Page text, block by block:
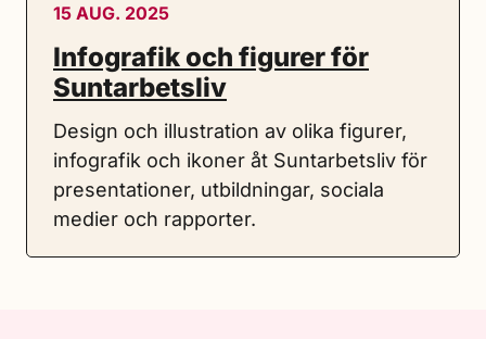
15 AUG. 2025
Infografik och figurer för
Suntarbetsliv
Design och illustration av olika figurer,
infografik och ikoner åt Suntarbetsliv för
presentationer, utbildningar, sociala
medier och rapporter.